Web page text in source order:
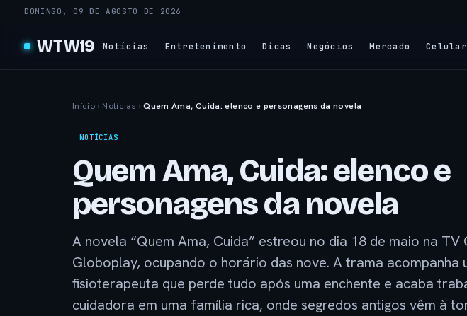
DOMINGO, 09 DE AGOSTO DE 2026
WTW19 Notícias Entretenimento Dicas Negócios Mercado Celular
Início › Notícias › Quem Ama, Cuida: elenco e personagens da novela
NOTÍCIAS
Quem Ama, Cuida: elenco e
personagens da novela
A novela “Quem Ama, Cuida” estreou no dia 18 de maio na TV
Globoplay, ocupando o horário das nove. A trama acompanha
fisioterapeuta que perde tudo após uma enchente e acaba
cuidadora em uma família rica, onde segredos antigos vêm à